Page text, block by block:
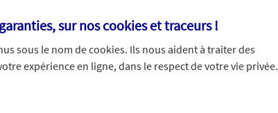
sur noscookies et traceurs!
sous le nom decookies. Ils nous aident à traiter des
expérience en ligne, dans le respect de votre vie privée.